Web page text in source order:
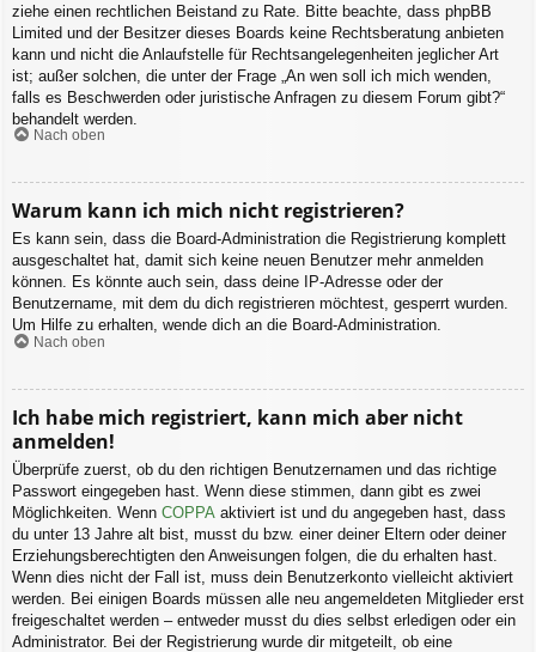
ziehe einen rechtlichen Beistand zu Rate. Bitte beachte, dass phpBB
Limited und der Besitzer dieses Boards keine Rechtsberatung anbieten
kann und nicht die Anlaufstelle für Rechtsangelegenheiten jeglicher Art
ist; außer solchen, die unter der Frage „An wen soll ich mich wenden,
falls es Beschwerden oder juristische Anfragen zu diesem Forum gibt?“
behandelt werden.
Nach oben
Warum kann ich mich nicht registrieren?
Es kann sein, dass die Board-Administration die Registrierung komplett
ausgeschaltet hat, damit sich keine neuen Benutzer mehr anmelden
können. Es könnte auch sein, dass deine IP-Adresse oder der
Benutzername, mit dem du dich registrieren möchtest, gesperrt wurden.
Um Hilfe zu erhalten, wende dich an die Board-Administration.
Nach oben
Ich habe mich registriert, kann mich aber nicht
anmelden!
Überprüfe zuerst, ob du den richtigen Benutzernamen und das richtige
Passwort eingegeben hast. Wenn diese stimmen, dann gibt es zwei
Möglichkeiten. Wenn COPPA aktiviert ist und du angegeben hast, dass
du unter 13 Jahre alt bist, musst du bzw. einer deiner Eltern oder deiner
Erziehungsberechtigten den Anweisungen folgen, die du erhalten hast.
Wenn dies nicht der Fall ist, muss dein Benutzerkonto vielleicht aktiviert
werden. Bei einigen Boards müssen alle neu angemeldeten Mitglieder erst
freigeschaltet werden – entweder musst du dies selbst erledigen oder ein
Administrator. Bei der Registrierung wurde dir mitgeteilt, ob eine